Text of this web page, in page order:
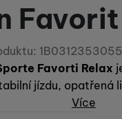
Favorti Relax
jízdu, opatřená
Více